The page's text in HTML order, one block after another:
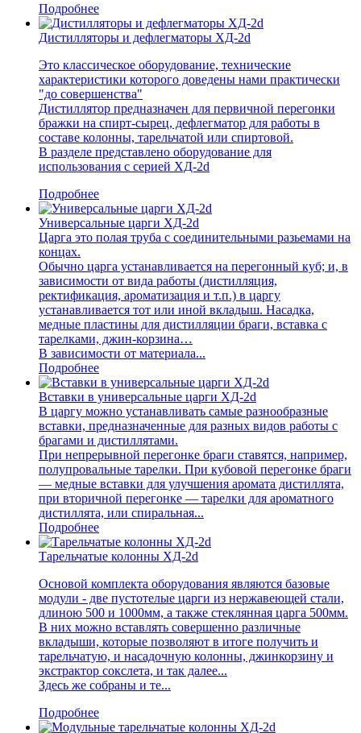
Подробнее
Дистилляторы и дефлегматоры ХД-2d
Это классическое оборудование, технические
характеристики которого доведены нами практически
"до совершенства"
Дистиллятор предназначен для первичной перегонки
бражки на спирт-сырец, дефлегматор для работы в
составе колонны, тарельчатой или спиртовой.
В разделе представлено оборудование для
использования с серией ХД-2d
Подробнее
Универсальные царги ХД-2d
Царга это полая труба с соединительными разьемами на
концах.
Обычно царга устанавливается на перегонный куб; и, в
зависимости от вида работы (дистилляция,
ректификация, ароматизация и т.п.) в царгу
устанавливается тот или иной вкладыш. Насадка,
медные пластины для дистилляции браги, вставка с
тарелками, джин-корзина…
В зависимости от материала...
Подробнее
Вставки в универсальные царги ХД-2d
В царгу можно устанавливать самые разнообразные
вставки, предназначенные для разных видов работы с
брагами и дистиллятами.
При непрерывной перегонке браги ставятся, например,
полупровальные тарелки. При кубовой перегонке браги
— медные вставки для улучшения аромата дистиллята,
при вторичной перегонке — тарелки для ароматного
дистиллята, или спиральная...
Подробнее
Тарельчатые колонны ХД-2d
Основой комплекта оборудования являются базовые
модули - две пустотелые царги из нержавеющей стали,
длиною 500 и 1000мм, а также стеклянная царга 500мм.
В них можно вставлять совершенно различные
вкладыши, которые позволяют в итоге получить и
тарельчатую, и насадочную колонны, джинкорзину и
экстрактор сокслета, и так далее...
Здесь же собраны и те...
Подробнее